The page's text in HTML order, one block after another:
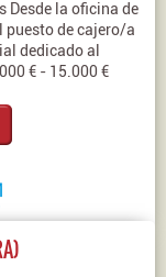
la oficina de
puesto de cajero/a
dedicado al
€ - 15.000 €